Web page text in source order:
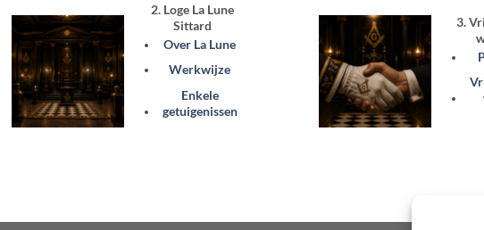
2. Loge La Lune
Sittard
Over La Lune
Werkwijze
Enkele
getuigenissen
3.